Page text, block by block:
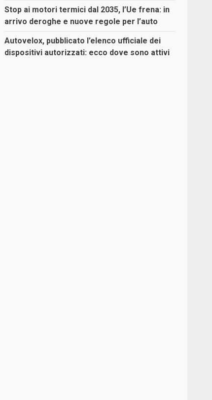
Stop ai motori termici dal 2035, l’Ue frena: in
arrivo deroghe e nuove regole per l’auto
Autovelox, pubblicato l’elenco ufficiale dei
dispositivi autorizzati: ecco dove sono attivi